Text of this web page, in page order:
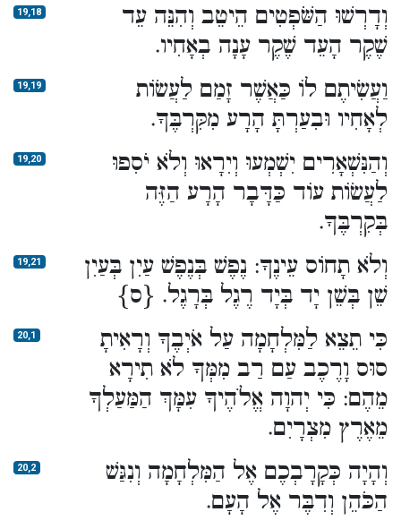
19,18
וְדָרְשׁוּ הַשֹּׁפְטִים הֵיטֵב וְהִנֵּה עֵד
שֶׁקֶר הָעֵד שֶׁקֶר עָנָה בְאָחִיו.
19,19
וַעֲשִׂיתֶם לוֹ כַּאֲשֶׁר זָמַם לַעֲשׂוֹת
לְאָחִיו וּבִעַרְתָּ הָרָע מִקִּרְבֶּךָ.
19,20
וְהַנִּשְׁאָרִים יִשְׁמְעוּ וְיִרָאוּ וְלֹא יֹסִפוּ
לַעֲשׂוֹת עוֹד כַּדָּבָר הָרָע הַזֶּה
בְּקִרְבֶּךָ.
19,21
וְלֹא תָחוֹס עֵינֶךָ: נֶפֶשׁ בְּנֶפֶשׁ עַיִן בְּעַיִן
שֵׁן בְּשֵׁן יָד בְּיָד רֶגֶל בְּרָגֶל. {ס}
20,1
כִּי תֵצֵא לַמִּלְחָמָה עַל אֹיְבֶךָ וְרָאִיתָ
סוּס וָרֶכֶב עַם רַב מִמְּךָ לֹא תִירָא
מֵהֶם: כִּי יְהוָה אֱלֹהֶיךָ עִמָּךְ הַמַּעַלְךָ
מֵאֶרֶץ מִצְרָיִם.
20,2
וְהָיָה כְּקָרָבְכֶם אֶל הַמִּלְחָמָה וְנִגַּשׁ
הַכֹּהֵן וְדִבֶּר אֶל הָעָם.